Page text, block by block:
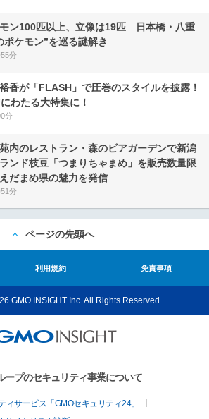
ン100匹以上、立像は19匹 日本橋・八重
ポケモン”を巡る謎解き
分
香が「FLASH」で圧巻のスタイルを披露！
わたる大特集に！
分
内のレストラン・森のビアガーデンで新潟
ンド枝豆「つまりちゃまめ」を販売数量限
だまめ県の魅力を発信
分
ページの先頭へ
利用規約 免責事項
GMO INSIGHT Inc. All Rights Reserved.
ープのセキュリティ事業について
サービス「GMOセキュリティ24」